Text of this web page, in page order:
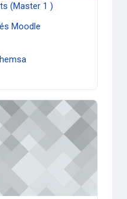
(Master 1 )
Moodle